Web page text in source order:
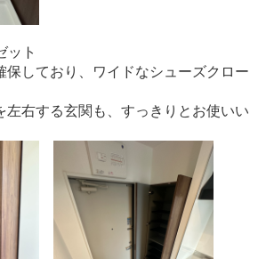
ット
保しており、ワイドなシューズクロー
左右する玄関も、すっきりとお使いい